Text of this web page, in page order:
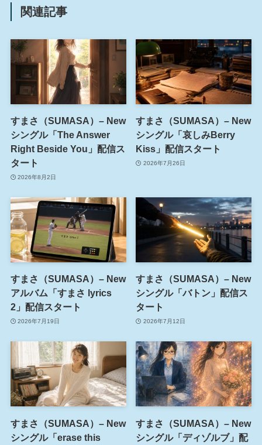
関連記事
すまさ（SUMASA）– New
シングル「The Answer
Right Beside You」配信ス
タート
2026年8月2日
すまさ（SUMASA）– New
シングル「哀しみBerry
Kiss」配信スタート
2026年7月26日
すまさ（SUMASA）– New
アルバム「すまさ lyrics
2」配信スタート
2026年7月19日
すまさ（SUMASA）– New
シングル「バトン」配信ス
タート
2026年7月12日
すまさ（SUMASA）– New
シングル「erase this
すまさ（SUMASA）– New
シングル「ディゾルブ」配